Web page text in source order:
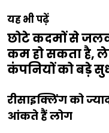
यह भी पढ़ें
छोटे कदमों से
कम हो सकता है,
कंपनियों को बड़े
रीसाइक्लिंग को
आंकते हैं लोग